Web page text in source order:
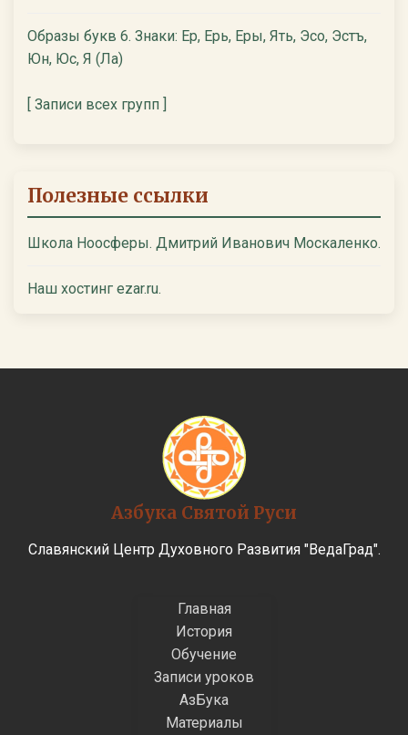
Образы букв 6. Знаки: Ер, Ерь, Еры, Ять, Эсо, Эстъ,
Юн, Юс, Я (Ла)
[ Записи всех групп ]
Полезные ссылки
Школа Ноосферы. Дмитрий Иванович Москаленко.
Наш хостинг ezar.ru.
Азбука Святой Руси
Славянский Центр Духовного Развития "ВедаГрад".
Главная
История
Обучение
Записи уроков
АзБука
Материалы